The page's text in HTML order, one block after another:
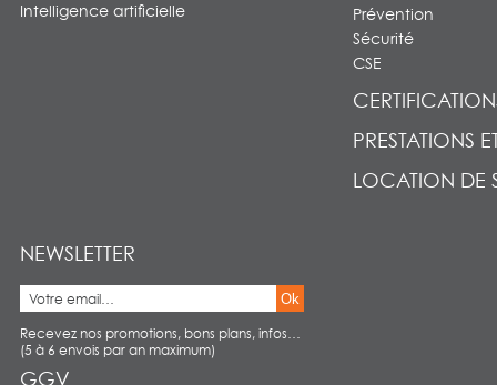
Intelligence artificielle
Prévention
Sécurité
CSE
PRESTATIONS
LOCATION DE
NEWSLETTER
Ok
Recevez nos promotions, bons plans, infos…
(5 à 6 envois par an maximum)
GGV